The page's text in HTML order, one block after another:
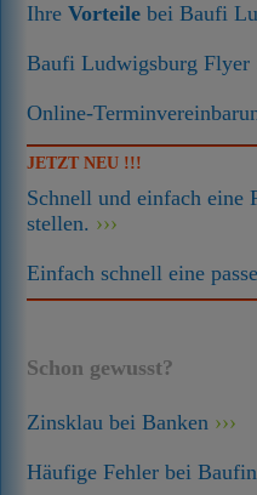
IhreVorteile bei Baufi
Baufi Ludwigsburg Flyer
Online-
JETZT NEU !!!
Schnell und einfach eine
stellen.
Einfach schnell eine
Schon gewusst?
Zinsklau bei Banken
Häufige Fehler bei